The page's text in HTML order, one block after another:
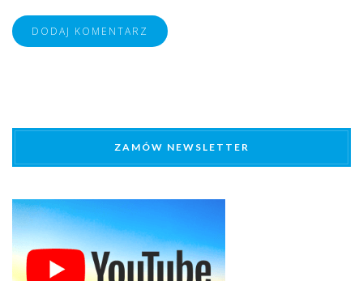
ZAMÓW NEWSLETTER